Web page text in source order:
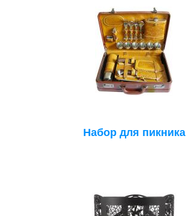
Набор для пикника